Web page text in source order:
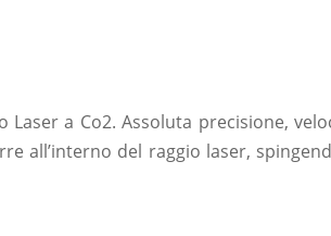
a Co2. Assoluta precisione,
all’interno del raggio laser,